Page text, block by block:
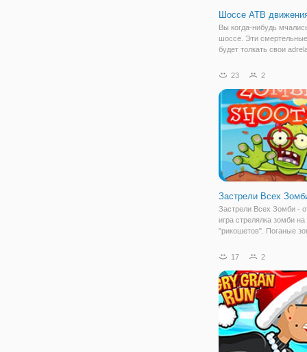
Шоссе АТВ
Вы когда-нибудь
шоссе. Эти
будет толкать свои
гонять по трассе в
столкновения с другими
транспортными
23 2
Застрели Всех
Застрели Всех Зомби -
игра стрелялка зомби
"рикошетов". Поганые
направляются на
все вокруг. Только
копов имеют
17 2